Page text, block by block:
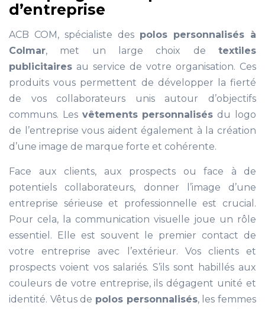
d’entreprise
ACB COM, spécialiste des polos personnalisés à
Colmar, met un large choix de textiles
publicitaires au service de votre organisation. Ces
produits vous permettent de développer la fierté
de vos collaborateurs unis autour d’objectifs
communs. Les vêtements personnalisés du logo
de l’entreprise vous aident également à la création
d’une image de marque forte et cohérente.
Face aux clients, aux prospects ou face à de
potentiels collaborateurs, donner l’image d’une
entreprise sérieuse et professionnelle est crucial.
Pour cela, la communication visuelle joue un rôle
essentiel. Elle est souvent le premier contact de
votre entreprise avec l’extérieur. Vos clients et
prospects voient vos salariés. S’ils sont habillés aux
couleurs de votre entreprise, ils dégagent unité et
identité. Vêtus de polos personnalisés, les femmes